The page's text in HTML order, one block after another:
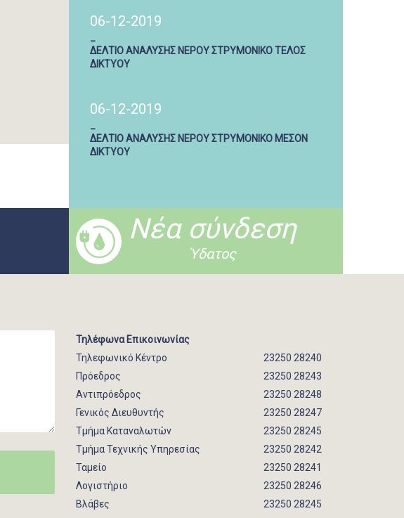
06-12-2019
ΔΕΛΤΙΟ ΑΝΑΛΥΣΗΣ ΝΕΡΟΥ ΣΤΡΥΜΟΝΙΚΟ ΤΕΛΟΣ
ΔΙΚΤΥΟΥ
06-12-2019
ΔΕΛΤΙΟ ΑΝΑΛΥΣΗΣ ΝΕΡΟΥ ΣΤΡΥΜΟΝΙΚΟ ΜΕΣΟΝ
ΔΙΚΤΥΟΥ
Νέα σύνδεση
Ύδατος
Τηλέφωνα Επικοινωνίας
Τηλεφωνικό Κέντρο
23250 28240
Πρόεδρος
23250 28243
Αντιπρόεδρος
23250 28248
Γενικός Διευθυντής
23250 28247
Τμήμα Καταναλωτών
23250 28245
Τμήμα Τεχνικής Υπηρεσίας
23250 28242
Ταμείο
23250 28241
Λογιστήριο
23250 28246
Βλάβες
23250 28245